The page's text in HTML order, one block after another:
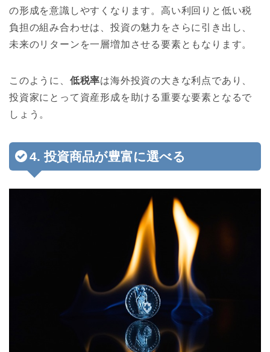
の形成を意識しやすくなります。高い利回りと低い税
負担の組み合わせは、投資の魅力をさらに引き出し、
未来のリターンを一層増加させる要素ともなります。
このように、 低税率は海外投資の大きな利点であり、
投資家にとって資産形成を助ける重要な要素となるで
しょう。
4. 投資商品が豊富に選べる